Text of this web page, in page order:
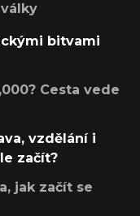
bitvami
Cesta vede
vzdělání i
začít?
jak začít se